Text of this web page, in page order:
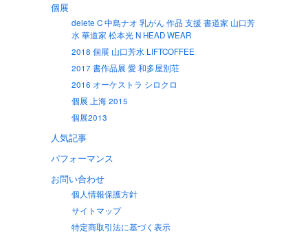
個展
delete C 中島ナオ 乳がん 作品 支援 書道家 山口芳
水 華道家 松本光 N HEAD WEAR
2018 個展 山口芳水 LIFTCOFFEE
2017 書作品展 愛 和多屋別荘
2016 オーケストラ シロクロ
個展 上海 2015
個展2013
人気記事
パフォーマンス
お問い合わせ
個人情報保護方針
サイトマップ
特定商取引法に基づく表示